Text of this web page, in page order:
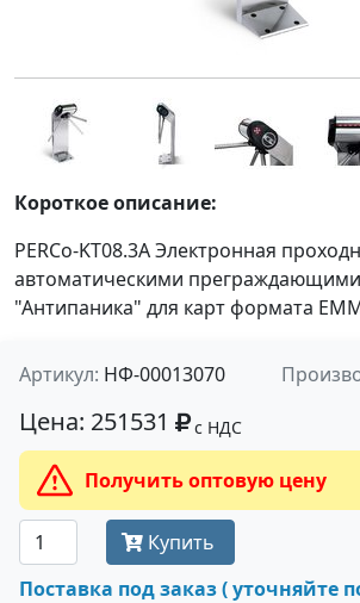
Короткое описание:
PERCo-KT08.3A Электронная
автоматическими
"Антипаника" для карт формата
Артикул: НФ-00013070
Цена: 251531 с НДС
Получить оптовую цену
Купить
Поставка под заказ ( уточняйте